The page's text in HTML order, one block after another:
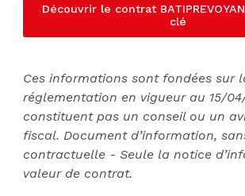
Découvrir le contrat
clé
Ces informations sont fondées sur
réglementation en vigueur au 15/
constituent pas un conseil ou un
fiscal. Document d’information,
contractuelle - Seule la notice
valeur de contrat.